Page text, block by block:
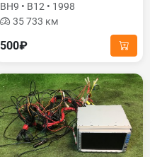
BH9 • B12 • 1998
35 733 км
500₽